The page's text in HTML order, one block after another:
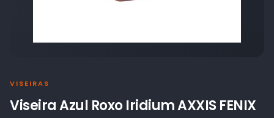
VISEIRAS
Viseira Azul Roxo Iridium AXXIS FENIX